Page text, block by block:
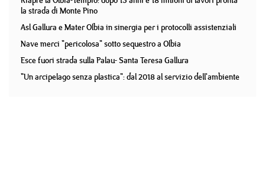
la strada di Monte Pino
Asl Gallura e Mater Olbia in sinergia per i protocolli assistenziali
Nave merci "pericolosa" sotto sequestro a Olbia
Esce fuori strada sulla Palau- Santa Teresa Gallura
"Un arcipelago senza plastica": dal 2018 al servizio dell'ambiente